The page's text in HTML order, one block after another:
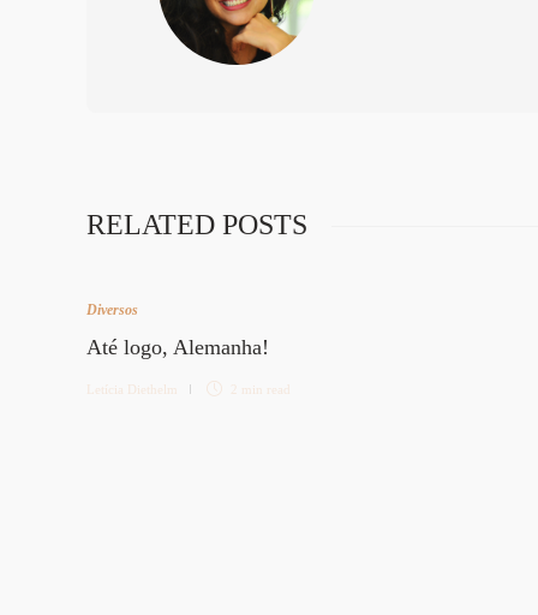
RELATED POSTS
Diversos
Até logo, Alemanha!
Letícia Diethelm 2 min read